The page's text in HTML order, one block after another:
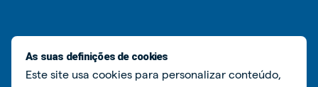
As suas definições de cookies
Este site usa cookies para personalizar conteúdo,